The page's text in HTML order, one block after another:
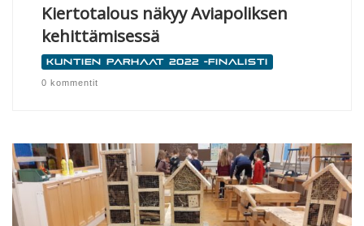
Kiertotalous näkyy Aviapoliksen
kehittämisessä
Kuntien parhaat 2022 -finalisti
0 kommentit